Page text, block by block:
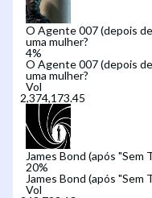
O Agente 007 (depois
uma mulher?
4%
O Agente 007 (depois
uma mulher?
Vol
James Bond (após "Sem
20%
James Bond (após "Sem
Vol